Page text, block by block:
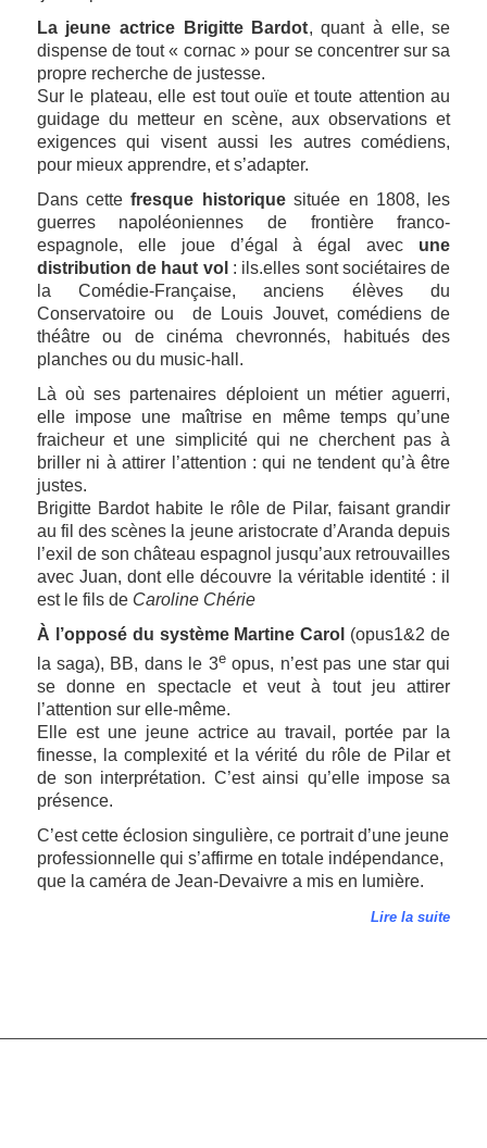
La jeune actrice Brigitte Bardot, quant à elle, se
dispense de tout « cornac » pour se concentrer sur sa
propre recherche de justesse.
Sur le plateau, elle est tout ouïe et toute attention au
guidage du metteur en scène, aux observations et
exigences qui visent aussi les autres comédiens,
pour mieux apprendre, et s’adapter.
Dans cettefresque historiquesituée en 1808, les
guerres napoléoniennes de frontière franco-
espagnole, elle joue d’égal à égal avec une
distribution de haut vol : ils.elles sont sociétaires de
la Comédie-Française, anciens élèves du
Conservatoire ou de Louis Jouvet, comédiens de
théâtre ou de cinéma chevronnés, habitués des
planches ou du music-hall.
Là où ses partenaires déploient un métier aguerri,
elle impose une maîtrise en même temps qu’une
fraicheur et une simplicité qui ne cherchent pas à
briller ni à attirer l’attention : qui ne tendent qu’à être
justes.
Brigitte Bardot habite le rôle de Pilar, faisant grandir
au fil des scènes la jeune aristocrate d’Aranda depuis
l’exil de son château espagnol jusqu’aux retrouvailles
avec Juan, dont elle découvre la véritable identité : il
est le fils de Caroline Chérie
À l’opposé du système Martine Carol (opus1&2 de
la saga), BB, dans le 3eopus, n’est pas une star qui
se donne en spectacle et veut à tout jeu attirer
l’attention sur elle-même.
Elle est une jeune actrice au travail, portée par la
finesse, la complexité et la vérité du rôle de Pilar et
de son interprétation. C’est ainsi qu’elle impose sa
présence.
C’est cette éclosion singulière, ce portrait d’une jeune
professionnelle qui s’affirme en totale indépendance,
que la caméra de Jean-Devaivre a mis en lumière.
Lire la suite